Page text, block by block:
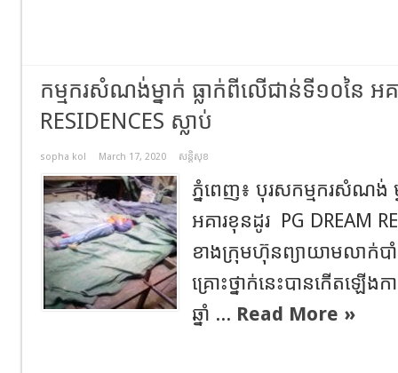
កម្មករសំណង់ម្នាក់ ធ្លាក់ពីលើជាន់ទី១០នៃ អគ
RESIDENCES ស្លាប់
sopha kol March 17, 2020 សន្តិសុខ
ភ្នំពេញ៖ បុរសកម្មករសំណង់ ម្
អគារខុនដូរ PG DREAM
ខាងក្រុមហ៊ុនព្យាយាមលាក់
គ្រោះថ្នាក់នេះបានកើតឡើង
ឆ្នាំ ... Read More »